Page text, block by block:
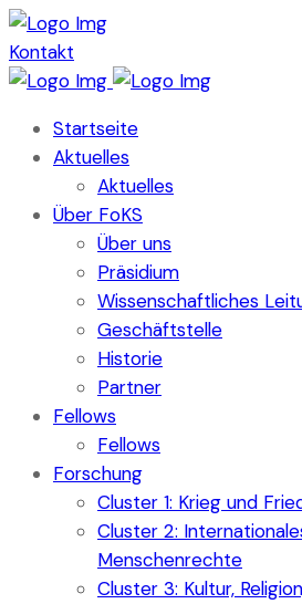
Kontakt
Startseite
Aktuelles
Aktuelles
Über FoKS
Über uns
Präsidium
Wissenschaftliches
Geschäftstelle
Historie
Partner
Fellows
Fellows
Forschung
Cluster 1: Krieg und
Cluster 2:
Menschenrechte
Cluster 3: Kultur,